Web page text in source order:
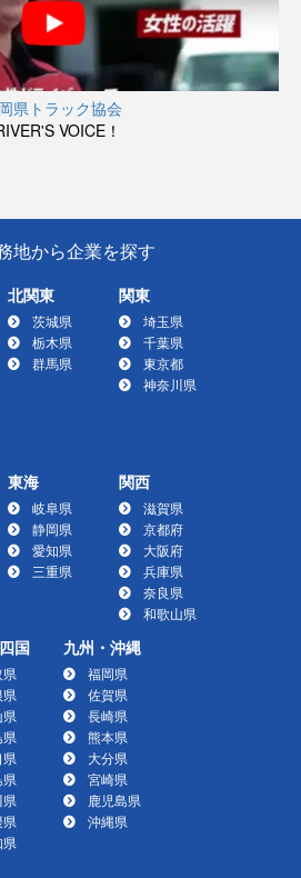
県トラック協会
VOICE！
地から企業を探す
北関東
茨城県
栃木県
群馬県
関東
埼玉県
千葉県
東京都
神奈川県
東海
岐阜県
静岡県
愛知県
三重県
関西
滋賀県
京都府
大阪府
兵庫県
奈良県
和歌山県
国 九州・沖縄
福岡県
佐賀県
長崎県
熊本県
大分県
宮崎県
鹿児島県
沖縄県